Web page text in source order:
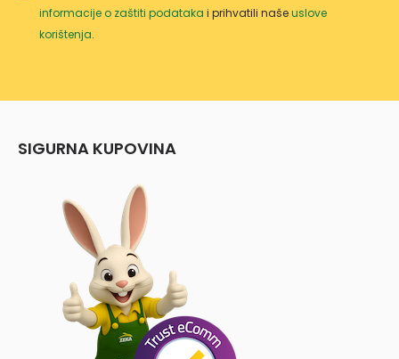
informacije o zaštiti podataka i prihvatili našeuslove
korištenja.
SIGURNA KUPOVINA